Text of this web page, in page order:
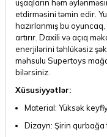
uşaqların həm
etdirməsini təmin edir.
hazırlanmış bu
artırır. Daxili və açıq
enerjilərini təhlükəsiz
məhsulu Supertoys
bilərsiniz.
Xüsusiyyətlər:
Material: Yüksək
Dizayn: Şirin qurbağa